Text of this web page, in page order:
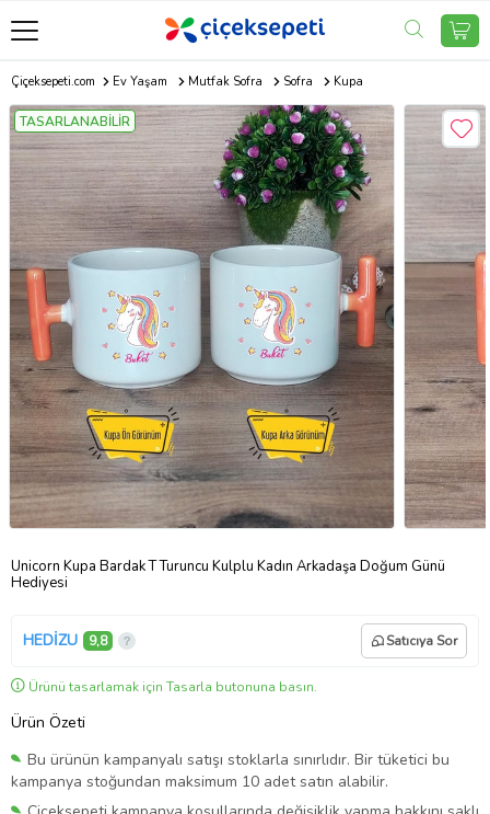
Çiçeksepeti.com Ev Yaşam Mutfak Sofra Sofra Kupa
TASARLANABİLİR
Unicorn Kupa Bardak T Turuncu Kulplu Kadın Arkadaşa Doğum Günü
Hediyesi
HEDİZU 9,8 Satıcıya Sor
Ürünü tasarlamak için Tasarla butonuna basın.
Ürün Özeti
Bu ürünün kampanyalı satışı stoklarla sınırlıdır. Bir tüketici bu
kampanya stoğundan maksimum 10 adet satın alabilir.